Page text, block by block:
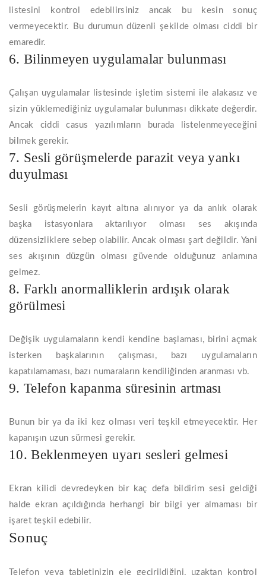
listesini kontrol edebilirsiniz ancak bu kesin sonuç
vermeyecektir. Bu durumun düzenli şekilde olması ciddi bir
emaredir.
6. Bilinmeyen uygulamalar bulunması
Çalışan uygulamalar listesinde işletim sistemi ile alakasız ve
sizin yüklemediğiniz uygulamalar bulunması dikkate değerdir.
Ancak ciddi casus yazılımların burada listelenmeyeceğini
bilmek gerekir.
7. Sesli görüşmelerde parazit veya yankı
duyulması
Sesli görüşmelerin kayıt altına alınıyor ya da anlık olarak
başka istasyonlara aktarılıyor olması ses akışında
düzensizliklere sebep olabilir. Ancak olması şart değildir. Yani
ses akışının düzgün olması güvende olduğunuz anlamına
gelmez.
8. Farklı anormalliklerin ardışık olarak
görülmesi
Değişik uygulamaların kendi kendine başlaması, birini açmak
isterken başkalarının çalışması, bazı uygulamaların
kapatılamaması, bazı numaraların kendiliğinden aranması vb.
9. Telefon kapanma süresinin artması
Bunun bir ya da iki kez olması veri teşkil etmeyecektir. Her
kapanışın uzun sürmesi gerekir.
10. Beklenmeyen uyarı sesleri gelmesi
Ekran kilidi devredeyken bir kaç defa bildirim sesi geldiği
halde ekran açıldığında herhangi bir bilgi yer almaması bir
işaret teşkil edebilir.
Sonuç
Telefon veya tabletinizin ele geçirildiğini, uzaktan kontrol